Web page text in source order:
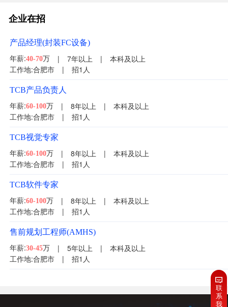
企业在招
产品经理(封装FC设备)
年薪:40-70万 | 7年以上 |
本科及以上
工作地:合肥市
| 招1人
TCB产品负责人
年薪:60-100万 | 8年以上 |
本科及以上
工作地:合肥市
| 招1人
TCB视觉专家
年薪:60-100万 | 8年以上 |
本科及以上
工作地:合肥市
| 招1人
TCB软件专家
年薪:60-100万 | 8年以上 |
本科及以上
工作地:合肥市
| 招1人
售前规划工程师(AMHS)
年薪:30-45万 | 5年以上 |
本科及以上
工作地:合肥市
| 招1人
联
系
我